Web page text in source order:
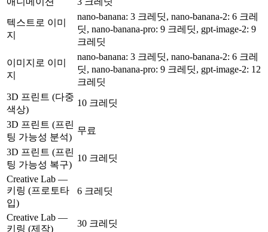
텍스트로 이미
지
nano-banana: 3 크레딧, nano-banana-2: 6 크레
딧, nano-banana-pro: 9 크레딧, gpt-image-2: 9
크레딧
이미지로 이미
지
nano-banana: 3 크레딧, nano-banana-2: 6 크레
딧, nano-banana-pro: 9 크레딧, gpt-image-2: 12
크레딧
3D 프린트 (다중
색상)
10 크레딧
3D 프린트 (프린
팅 가능성 분석)
무료
3D 프린트 (프린
팅 가능성 복구)
10 크레딧
Creative Lab —
키링 (프로토타
입)
6 크레딧
Creative Lab —
키링 (제작)
30 크레딧